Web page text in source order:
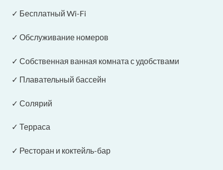
✓ Бесплатный Wi-Fi
✓ Обслуживание номеров
✓ Собственная ванная комната с удобствами
✓ Плавательный бассейн
✓ Солярий
✓ Терраса
✓ Ресторан и коктейль-бар